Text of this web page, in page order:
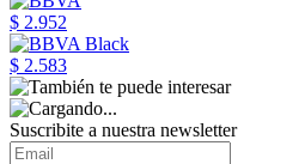
$ 2.952
$ 2.583
Suscribite a nuestra newsletter